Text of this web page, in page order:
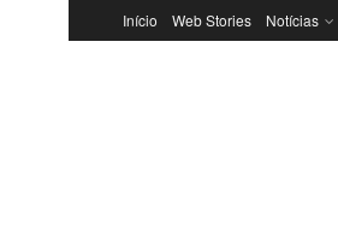
Início Web Stories Notícias